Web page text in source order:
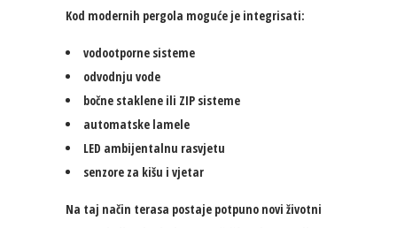
Kod modernih pergola moguće je integrisati:
vodootporne sisteme
odvodnju vode
bočne staklene ili ZIP sisteme
automatske lamele
LED ambijentalnu rasvjetu
senzore za kišu i vjetar
Na taj način terasa postaje potpuno novi životni